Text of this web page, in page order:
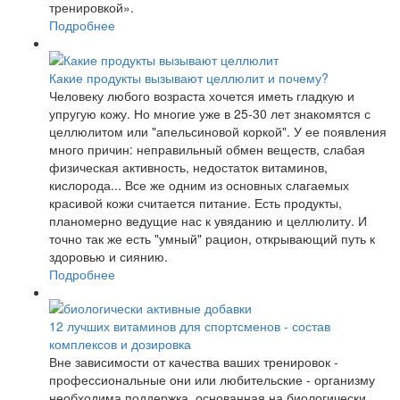
тренировкой».
Подробнее
Какие продукты вызывают целлюлит и почему?
Человеку любого возраста хочется иметь гладкую и
упругую кожу. Но многие уже в 25-30 лет знакомятся с
целлюлитом или "апельсиновой коркой". У ее появления
много причин: неправильный обмен веществ, слабая
физическая активность, недостаток витаминов,
кислорода... Все же одним из основных слагаемых
красивой кожи считается питание. Есть продукты,
планомерно ведущие нас к увяданию и целлюлиту. И
точно так же есть "умный" рацион, открывающий путь к
здоровью и сиянию.
Подробнее
12 лучших витаминов для спортсменов - состав
комплексов и дозировка
Вне зависимости от качества ваших тренировок -
профессиональные они или любительские - организму